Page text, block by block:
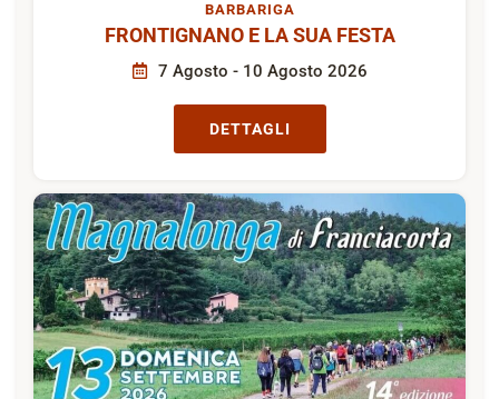
BARBARIGA
FRONTIGNANO E LA SUA FESTA
7 Agosto - 10 Agosto 2026
DETTAGLI